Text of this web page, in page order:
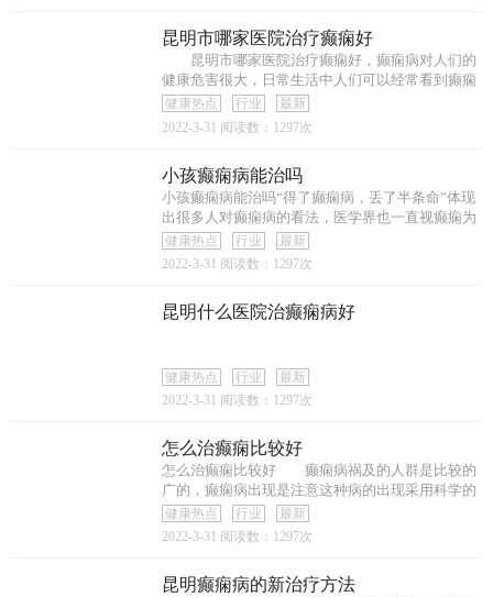
昆明市哪家医院治疗癫痫好
昆明市哪家医院治疗癫痫好，癫痫病对人们的
健康危害很大，日常生活中人们可以经常看到癫痫
病
健康热点 行业
最新
2022-3-31 阅读数：1297次
小孩癫痫病能治吗
小孩癫痫病能治吗“得了癫痫病，丢了半条命”体现
出很多人对癫痫病的看法，医学界也一直视癫痫为
健康热点 行业
最新
2022-3-31 阅读数：1297次
昆明什么医院治癫痫病好
健康热点 行业
最新
2022-3-31 阅读数：1297次
怎么治癫痫比较好
怎么治癫痫比较好 癫痫病祸及的人群是比较的
广的，癫痫病出现是注意这种病的出现采用科学的
治
健康热点 行业
最新
2022-3-31 阅读数：1297次
昆明癫痫病的新治疗方法